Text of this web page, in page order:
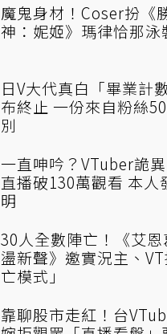
魔鬼身材！Coser扮《
神：妮姬》瑪律恰那泳
日V大代真白「畢業計
布終止 一份來自粉絲
別
一直呻吟？VTuber詭異
直播破130萬觀看 本人
明
30人全數陣亡！《艾恩
盪新聲》邀實況主、
亡模式」
靠聊股市走紅！台